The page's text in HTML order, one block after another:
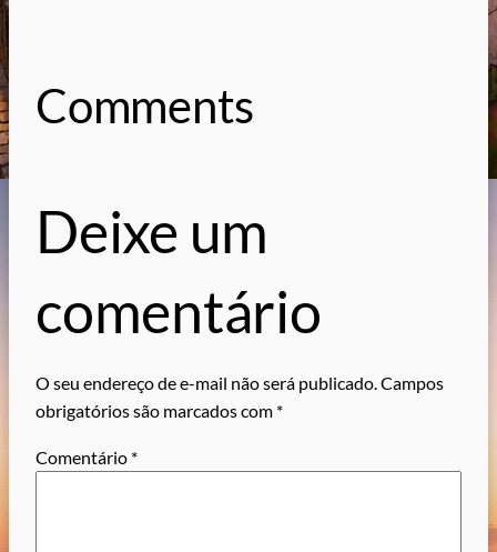
Comments
Deixe um
comentário
O seu endereço de e-mail não será publicado.Campos
obrigatórios são marcados com *
Comentário *